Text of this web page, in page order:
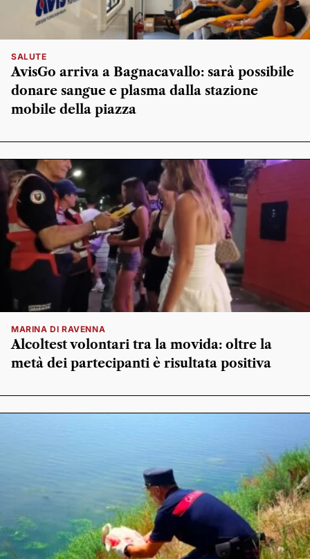
SALUTE
AvisGo arriva a Bagnacavallo: sarà possibile
donare sangue e plasma dalla stazione
mobile della piazza
MARINA DI RAVENNA
Alcoltest volontari tra la movida: oltre la
metà dei partecipanti è risultata positiva